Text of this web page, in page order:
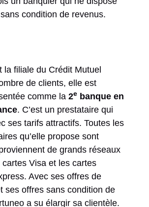
condition de revenus.
la filiale du Crédit Mutuel
de clients, elle est
comme la 2e banque en
. C’est un prestataire qui
ses tarifs attractifs. Toutes les
qu’elle propose sont
de grands réseaux
Visa et les cartes
Avec ses offres de
ses offres sans condition de
a su élargir sa clientèle.